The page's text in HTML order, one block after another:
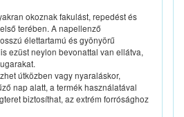
okoznak fakulást, repedést és
terében. A napellenző
élettartamú és gyönyörű
ezüst neylon bevonattal van ellátva,
útközben vagy nyaraláskor,
nap alatt, a termék használatával
biztosíthat, az extrém forrósághoz